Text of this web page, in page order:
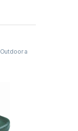
Outdoor a